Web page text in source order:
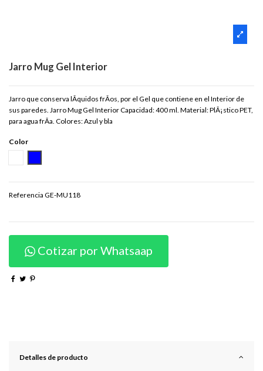
Jarro Mug Gel Interior
Jarro que conserva lÃ­quidos frÃ­os, por el Gel que contiene en el Interior de
sus paredes. Jarro Mug Gel Interior Capacidad: 400 ml. Material: PlÃ¡stico PET,
para agua frÃ­a. Colores: Azul y bla
Color
Referencia GE-MU118
Cotizar por Whatsaap
Detalles de producto